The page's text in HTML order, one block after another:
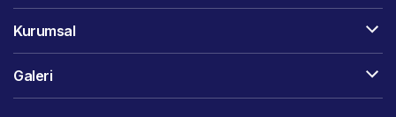
Kurumsal
Galeri